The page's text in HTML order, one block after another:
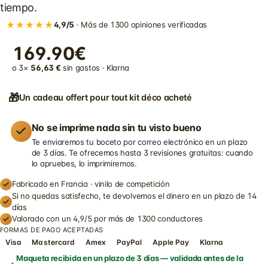
tiempo.
★★★★★4,9/5 · Más de 1300 opiniones verificadas
169.90€
o 3× 56,63 € sin gastos · Klarna
🎁Un cadeau offert pour tout kit déco acheté
No se imprime nada sin tu visto bueno
Te enviaremos tu boceto por correo electrónico en un plazo
de 3 días. Te ofrecemos hasta 3 revisiones gratuitas: cuando
lo apruebes, lo imprimiremos.
Fabricado en Francia · vinilo de competición
Si no quedas satisfecho, te devolvemos el dinero en un plazo de 14
días
Valorado con un 4,9/5 por más de 1300 conductores
FORMAS DE PAGO ACEPTADAS
Visa Mastercard Amex PayPal Apple Pay Klarna
Maqueta recibida en un plazo de 3 días — validada antes de la